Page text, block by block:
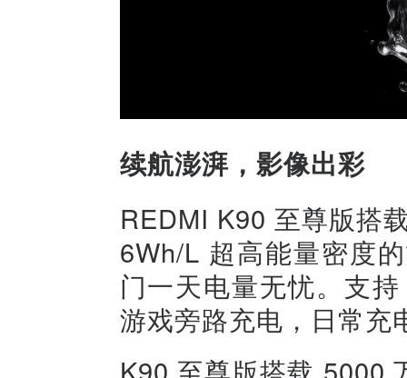
续航澎湃，影像出彩
REDMI K90 至尊版搭
6Wh/L 超高能量密度
门一天电量无忧。支
游戏旁路充电，日常充
K90 至尊版搭载 5000